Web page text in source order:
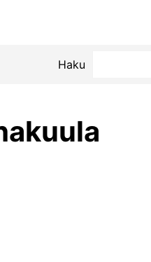
Haku